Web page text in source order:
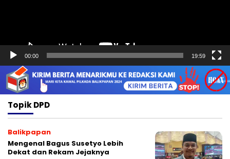
00:00 19:59
TopikDPD
Balikpapan
Mengenal Bagus Susetyo Lebih
Dekat dan Rekam Jejaknya